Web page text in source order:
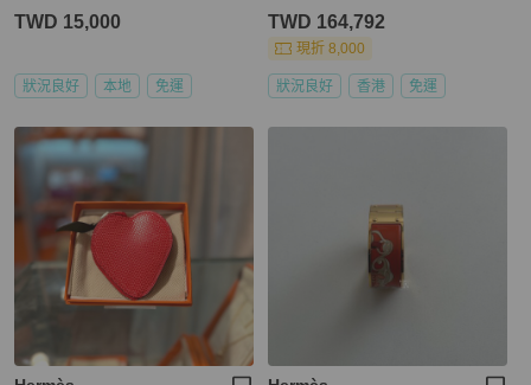
TWD 15,000
狀況良好 本地 免運
TWD 164,792
現折 8,000
狀況良好 香港 免運